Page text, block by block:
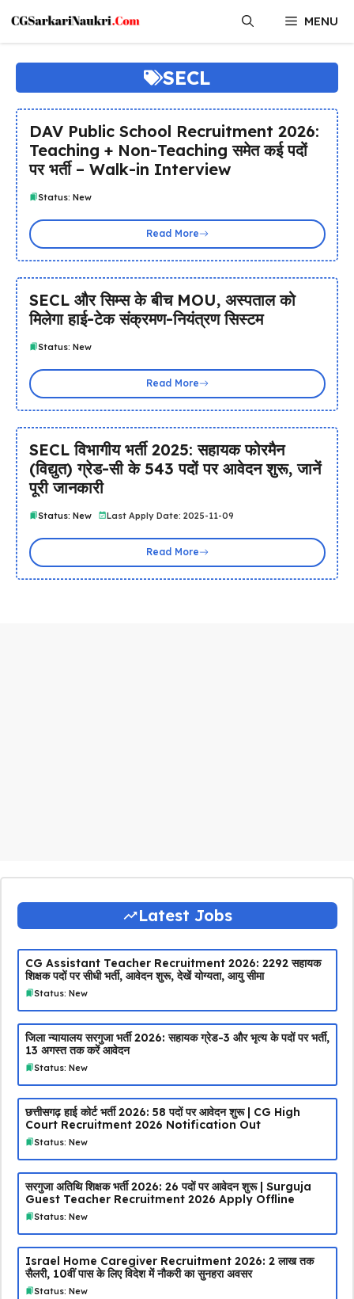
content
MENU
SECL
DAV Public School Recruitment 2026:
Teaching + Non-Teaching समेत कई पदों
पर भर्ती – Walk-in Interview
Status: New
Read More
SECL और सिम्स के बीच MOU, अस्पताल को
मिलेगा हाई-टेक संक्रमण-नियंत्रण सिस्टम
Status: New
Read More
SECL विभागीय भर्ती 2025: सहायक फोरमैन
(विद्युत) ग्रेड-सी के 543 पदों पर आवेदन शुरू, जानें
पूरी जानकारी
Status: New Last Apply Date: 2025-11-09
Read More
Latest Jobs
CG Assistant Teacher Recruitment 2026: 2292 सहायक
शिक्षक पदों पर सीधी भर्ती, आवेदन शुरू, देखें योग्यता, आयु सीमा
Status: New
जिला न्यायालय सरगुजा भर्ती 2026: सहायक ग्रेड-3 और भृत्य के पदों पर भर्ती,
13 अगस्त तक करें आवेदन
Status: New
छत्तीसगढ़ हाई कोर्ट भर्ती 2026: 58 पदों पर आवेदन शुरू | CG High
Court Recruitment 2026 Notification Out
Status: New
सरगुजा अतिथि शिक्षक भर्ती 2026: 26 पदों पर आवेदन शुरू | Surguja
Guest Teacher Recruitment 2026 Apply Offline
Status: New
Israel Home Caregiver Recruitment 2026: ₹2 लाख तक
सैलरी, 10वीं पास के लिए विदेश में नौकरी का सुनहरा अवसर
Status: New